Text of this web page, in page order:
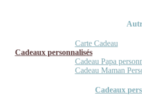
Carte Cadeau
Cadeaux personnalisés
Cadeau Papa
Cadeau Maman
Cadeaux